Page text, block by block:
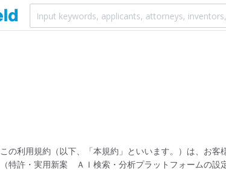
この利用規約（以下、「本規約」といいます。）は、お
（特許・実用新案 ＡＩ検索・分析プラットフォームの設